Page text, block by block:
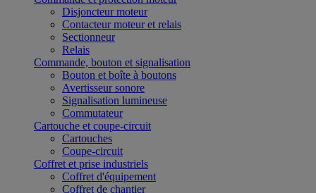
Disjoncteur moteur
Contacteur moteur et relais
Sectionneur
Relais
Commande, bouton et signalisation
Bouton et boîte à boutons
Avertisseur sonore
Signalisation lumineuse
Commutateur
Cartouche et coupe-circuit
Cartouches
Coupe-circuit
Coffret et prise industriels
Coffret d'équipement
Coffret de chantier